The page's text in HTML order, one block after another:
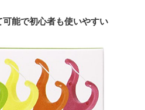
能で初心者も使いやすい